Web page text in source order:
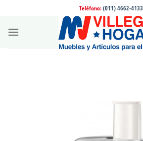
contenido
Teléfono: (011) 4662-4133